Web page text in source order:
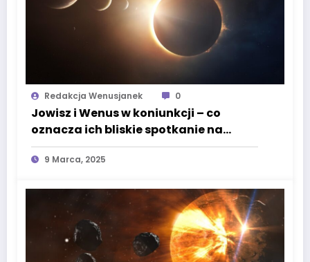
Redakcja Wenusjanek 0
Jowisz i Wenus w koniunkcji – co
oznacza ich bliskie spotkanie na
niebie?
9 Marca, 2025